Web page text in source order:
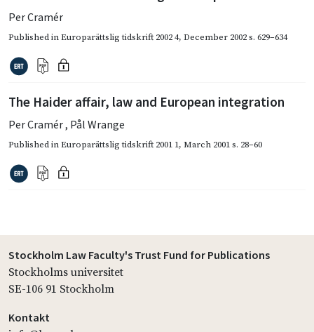
Per Cramér
Published inEuroparättslig tidskrift 2002 4, December 2002s. 629–634
The Haider affair, law and European integration
Per Cramér, Pål Wrange
Published inEuroparättslig tidskrift 2001 1, March 2001s. 28–60
Stockholm Law Faculty's Trust Fund for Publications
Stockholms universitet
SE-106 91 Stockholm
Kontakt